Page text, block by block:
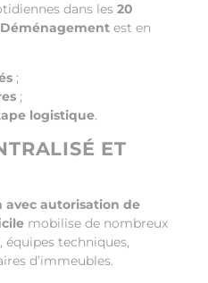
dans les 20
est en
;
;
logistique.
ET
autorisation de
mobilise de nombreux
équipes techniques,
d’immeubles.